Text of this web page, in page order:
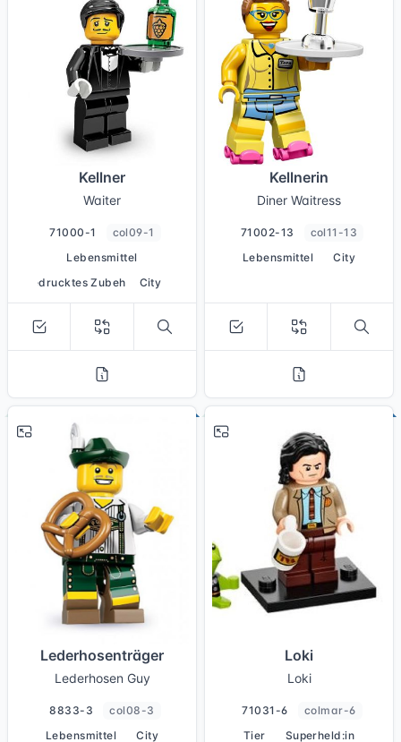
Kellner
Waiter
71000-1
col09-1
Lebensmittel
bedrucktes Zubehör
City
Kellnerin
Diner Waitress
71002-13
col11-13
Lebensmittel
City
Lederhosenträger
Lederhosen Guy
8833-3
col08-3
Lebensmittel
City
Loki
Loki
71031-6
colmar-6
Tier
Superheld:in